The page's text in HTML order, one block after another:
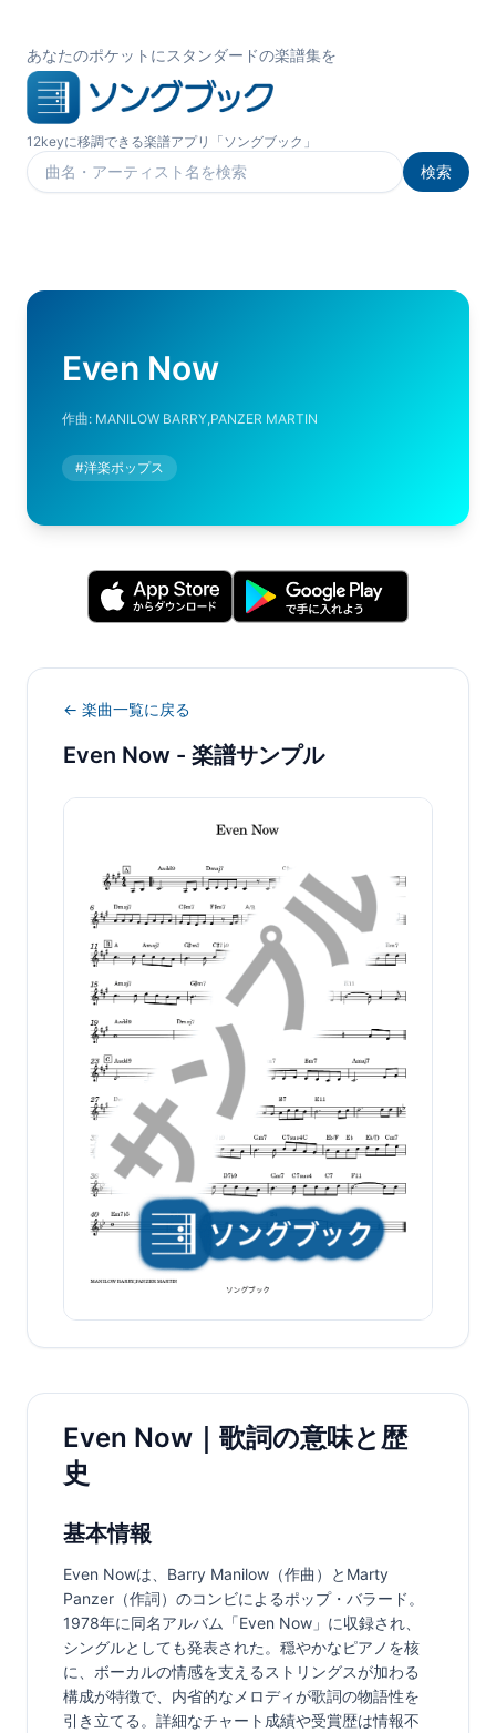
あなたのポケットにスタンダードの楽譜集を
12keyに移調できる楽譜アプリ「ソングブック」
楽曲を検索
検索
Even Now
作曲: MANILOW BARRY,PANZER MARTIN
#洋楽ポップス
← 楽曲一覧に戻る
Even Now - 楽譜サンプル
Even Now｜歌詞の意味と歴
史
基本情報
Even Nowは、Barry Manilow（作曲）とMarty
Panzer（作詞）のコンビによるポップ・バラード。
1978年に同名アルバム「Even Now」に収録され、
シングルとしても発表された。穏やかなピアノを核
に、ボーカルの情感を支えるストリングスが加わる
構成が特徴で、内省的なメロディが歌詞の物語性を
引き立てる。詳細なチャート成績や受賞歴は情報不